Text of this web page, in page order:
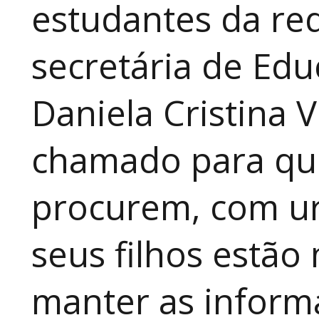
estudantes da
secretária de
Daniela Cristina
chamado para
procurem, com
seus filhos
manter as